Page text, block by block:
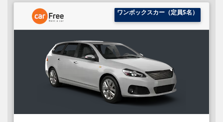
ワンボックスカー（定員5名）